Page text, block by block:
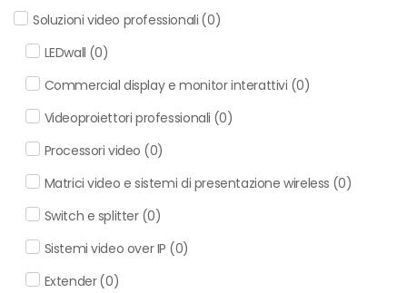
Soluzioni video professionali (0)
LEDwall (0)
Commercial display e monitor interattivi (0)
Videoproiettori professionali (0)
Processori video (0)
Matrici video e sistemi di presentazione wireless (0)
Switch e splitter (0)
Sistemi video over IP (0)
Extender(0)